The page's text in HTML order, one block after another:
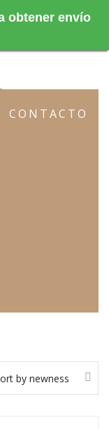
CONTACTO
by newness
obtener envío